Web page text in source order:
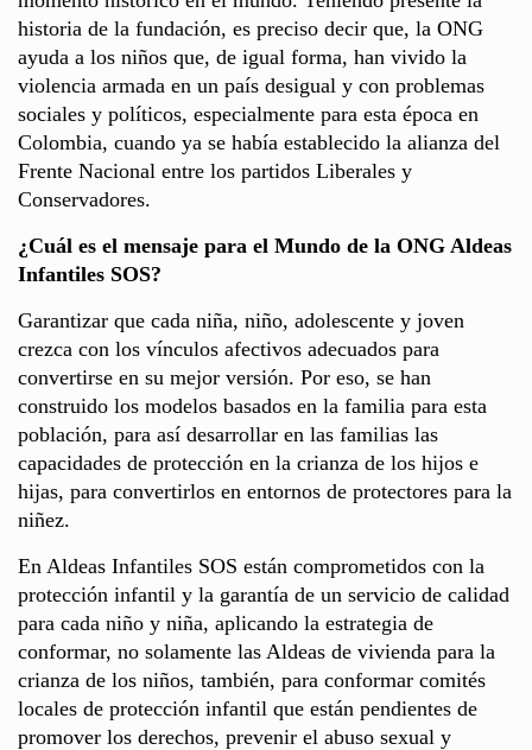
historia de la fundación, es preciso decir que, la ONG
ayuda a los niños que, de igual forma, han vivido la
violencia armada en un país desigual y con problemas
sociales y políticos, especialmente para esta época en
Colombia, cuando ya se había establecido la alianza del
Frente Nacional entre los partidos Liberales y
Conservadores.
¿Cuál es el mensaje para el Mundo de la ONG Aldeas
Infantiles SOS?
Garantizar que cada niña, niño, adolescente y joven
crezca con los vínculos afectivos adecuados para
convertirse en su mejor versión. Por eso, se han
construido los modelos basados en la familia para esta
población, para así desarrollar en las familias las
capacidades de protección en la crianza de los hijos e
hijas, para convertirlos en entornos de protectores para la
niñez.
En Aldeas Infantiles SOS están comprometidos con la
protección infantil y la garantía de un servicio de calidad
para cada niño y niña, aplicando la estrategia de
conformar, no solamente las Aldeas de vivienda para la
crianza de los niños, también, para conformar comités
locales de protección infantil que están pendientes de
promover los derechos, prevenir el abuso sexual y